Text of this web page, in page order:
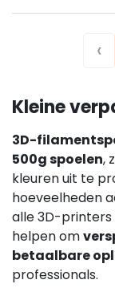
‹
Kleine
3D-
500g spoelen,
kleuren uit te
hoeveelheden
alle 3D-
helpen om
betaalbare
professionals.